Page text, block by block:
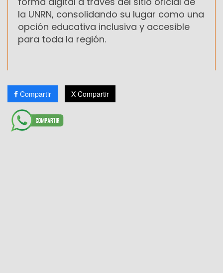
la UNRN, consolidando su lugar como una
opción educativa inclusiva y accesible
para toda la región.
Compartir X Compartir